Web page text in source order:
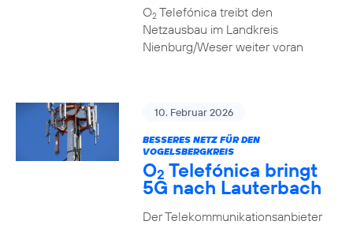
O2Telefónica treibt den
Netzausbau im Landkreis
Nienburg/Weser weiter voran
10. Februar 2026
BESSERES NETZ FÜR DEN
VOGELSBERGKREIS
O2 Telefónica bringt
5G nach Lauterbach
Der Telekommunikationsanbieter